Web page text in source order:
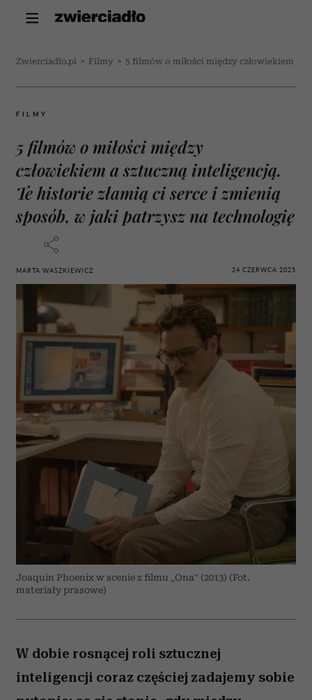
Zwierciadlo.pl > Filmy > 5 filmów o miłości między człowiekiem a
FILMY
5 filmów o miłości między
człowiekiem a sztuczną inteligencją.
Te historie złamią ci serce i zmienią
sposób, w jaki patrzysz na technologię
MARTA WASZKIEWICZ 24 CZERWCA 2025
Joaquin Phoenix w scenie z filmu „Ona” (2013) (Fot.
materiały prasowe)
W dobie rosnącej roli sztucznej
inteligencji coraz częściej zadajemy sobie